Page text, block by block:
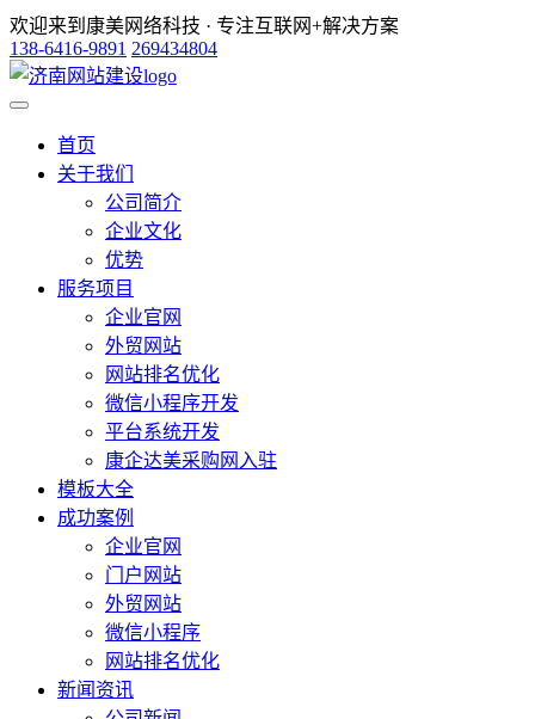
欢迎来到康美网络科技 · 专注互联网+解决方案
138-6416-9891 269434804
首页
关于我们
公司简介
企业文化
优势
服务项目
企业官网
外贸网站
网站排名优化
微信小程序开发
平台系统开发
康企达美采购网入驻
模板大全
成功案例
企业官网
门户网站
外贸网站
微信小程序
网站排名优化
新闻资讯